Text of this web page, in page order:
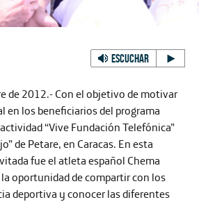
ESCUCHAR
de 2012.- Con el objetivo de motivar
en los beneficiarios del programa
“Vive Fundación Telefónica”
de Petare, en Caracas. En esta
fue el atleta español Chema
oportunidad de compartir con los
deportiva y conocer las diferentes